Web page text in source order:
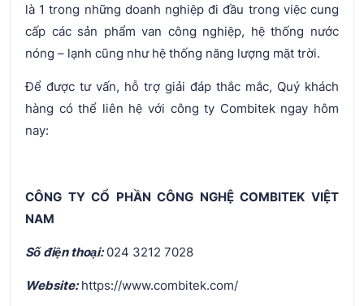
là 1 trong những doanh nghiệp đi đầu trong việc cung
cấp các sản phẩm van công nghiệp, hệ thống nước
nóng – lạnh cũng như hệ thống năng lượng mặt trời.
Để được tư vấn, hỗ trợ giải đáp thắc mắc, Quý khách
hàng có thể liên hệ với công ty Combitek ngay hôm
nay:
CÔNG TY CỔ PHẦN CÔNG NGHỆ COMBITEK VIỆT
NAM
Số điện thoại:024 3212 7028
Website:https://www.combitek.com/